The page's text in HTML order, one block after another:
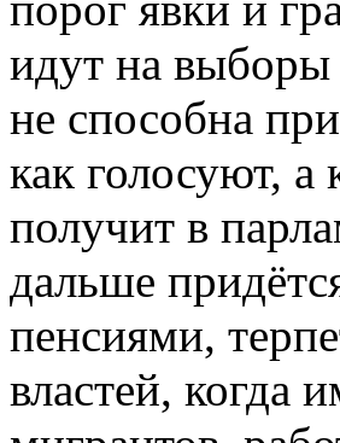
идут на
не способна
как голосуют, а
получит в
дальше
пенсиями,
властей, когда